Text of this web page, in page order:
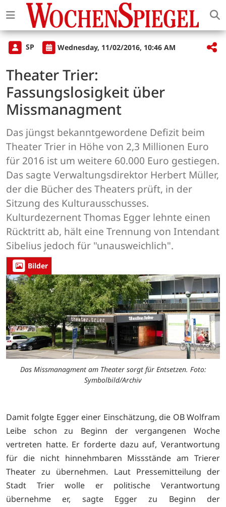
SP Wednesday, 11/02/2016, 10:46 AM
Theater Trier:
Fassungslosigkeit über
Missmanagment
Das jüngst bekanntgewordene Defizit beim
Theater Trier in Höhe von 2,3 Millionen Euro
für 2016 ist um weitere 60.000 Euro gestiegen.
Das sagte Verwaltungsdirektor Herbert Müller,
der die Bücher des Theaters prüft, in der
Sitzung des Kulturausschusses.
Kulturdezernent Thomas Egger lehnte einen
Rücktritt ab, hält eine Trennung von Intendant
Sibelius jedoch für "unausweichlich".
Bilder
Das Missmanagment am Theater sorgt für Entsetzen. Foto:
Symbolbild/Archiv
Damit folgte Egger einer Einschätzung, die OB Wolfram
Leibe schon zu Beginn der vergangenen Woche
vertreten hatte. Er forderte dazu auf, Verantwortung
für die nicht hinnehmbaren Missstände am Trierer
Theater zu übernehmen. Laut Pressemitteilung der
Stadt Trier wolle er politische Verantwortung
übernehme er, sagte Egger zu Beginn der